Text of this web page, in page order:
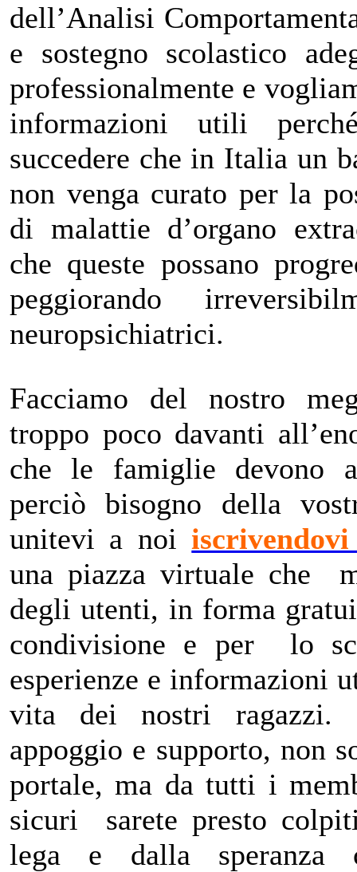
dell’Analisi
e sostegno scolastico
professionalmente e
informazioni utili
succedere che in Italia un
non venga curato per la
di malattie d’organo
che queste possano
peggiorando
neuropsichiatrici.
Facciamo del nostro
troppo poco davanti
che le famiglie devono
perciò bisogno della
unitevi a noi
una piazza virtuale che
degli utenti, in forma
condivisione e per lo
esperienze e informazioni
vita dei nostri ragazzi.
appoggio e supporto, non
portale, ma da tutti i
sicuri sarete presto
lega e dalla speranza